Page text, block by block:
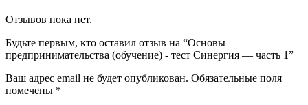
Отзывов пока нет.
Будьте первым, кто оставил отзыв на “Основы
предпринимательства (обучение) - тест Синергия — часть 1”
Ваш адрес email не будет опубликован. Обязательные поля
помечены *